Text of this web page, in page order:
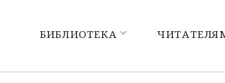
БИБЛИОТЕКА